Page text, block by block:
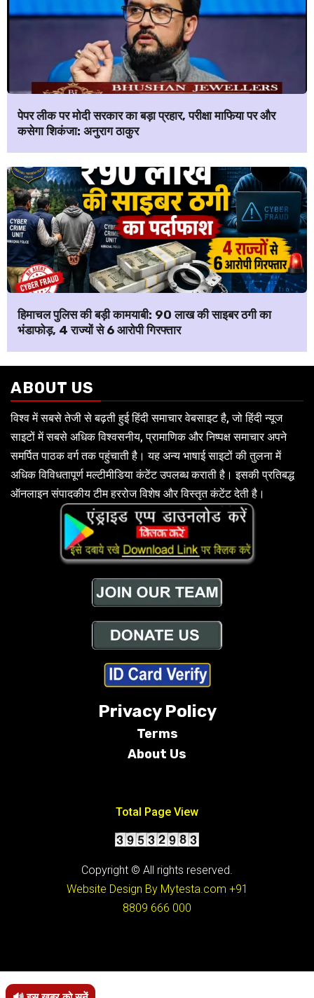
पेपर लीक पर मोदी सरकार का बड़ा प्रहार, परीक्षा माफिया पर और
कसेगा शिकंजा: अनुराग ठाकुर
हिमाचल पुलिस की बड़ी कामयाबी: ₹90 लाख की साइबर ठगी का
भंडाफोड़, 4 राज्यों से 6 आरोपी गिरफ्तार
ABOUT US
विश्व में सबसे तेजी से बढ़ती हुई हिंदी समाचार वेबसाइट है, जो हिंदी न्यूज
साइटों में सबसे अधिक विश्वसनीय, प्रामाणिक और निष्पक्ष समाचार अपने
समर्पित पाठक वर्ग तक पहुंचाती है। यह अन्य भाषाई साइटों की तुलना में
अधिक विविधतापूर्ण मल्टीमीडिया कंटेंट उपलब्ध कराती है। इसकी प्रतिबद्ध
ऑनलाइन संपादकीय टीम हररोज विशेष और विस्तृत कंटेंट देती है।
Privacy Policy
Terms
About Us
Total Page View
Copyright © All rights reserved.
Website Design By Mytesta.com +91
8809 666 000